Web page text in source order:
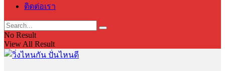
ติดต่อเรา
No Result
View All Result